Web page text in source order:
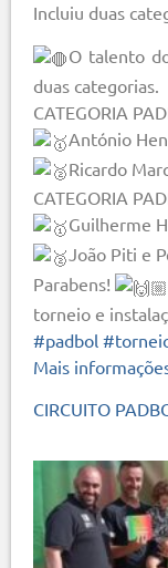
Incluiu duas
O talento
duas categorias.
CATEGORIA
António
Ricardo
CATEGORIA
Guilherme
João Piti e
Parabens!
torneio e
#padbol
Mais
CIRCUITO